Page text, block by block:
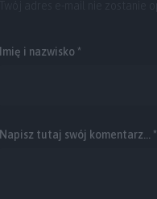
Imię i nazwisko *
Napisz tutaj swój komentarz... *